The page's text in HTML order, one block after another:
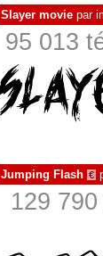
Slayer movie par
95 013
Jumping Flash €
129